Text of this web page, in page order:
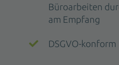
Büroarbeiten
am Empfang
DSGVO-konform